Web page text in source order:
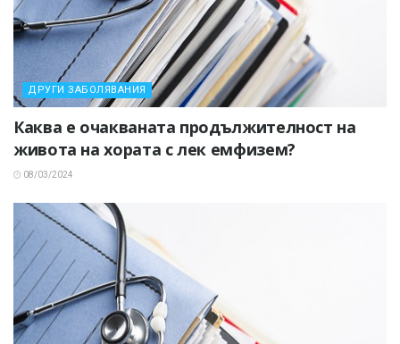
ДРУГИ ЗАБОЛЯВАНИЯ
Каква е очакваната продължителност на
живота на хората с лек емфизем?
08/03/2024